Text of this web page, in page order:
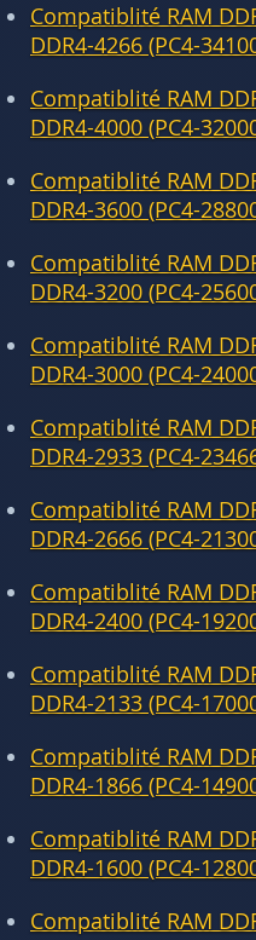
Compatiblité RAM
DDR4-4266 (PC4-
Compatiblité RAM
DDR4-4000 (PC4-
Compatiblité RAM
DDR4-3600 (PC4-
Compatiblité RAM
DDR4-3200 (PC4-
Compatiblité RAM
DDR4-3000 (PC4-
Compatiblité RAM
DDR4-2933 (PC4-
Compatiblité RAM
DDR4-2666 (PC4-
Compatiblité RAM
DDR4-2400 (PC4-
Compatiblité RAM
DDR4-2133 (PC4-
Compatiblité RAM
DDR4-1866 (PC4-
Compatiblité RAM
DDR4-1600 (PC4-
Compatiblité RAM